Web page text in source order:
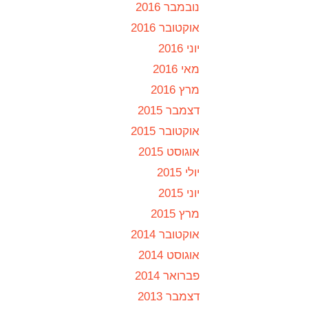
נובמבר 2016
אוקטובר 2016
יוני 2016
מאי 2016
מרץ 2016
דצמבר 2015
אוקטובר 2015
אוגוסט 2015
יולי 2015
יוני 2015
מרץ 2015
אוקטובר 2014
אוגוסט 2014
פברואר 2014
דצמבר 2013